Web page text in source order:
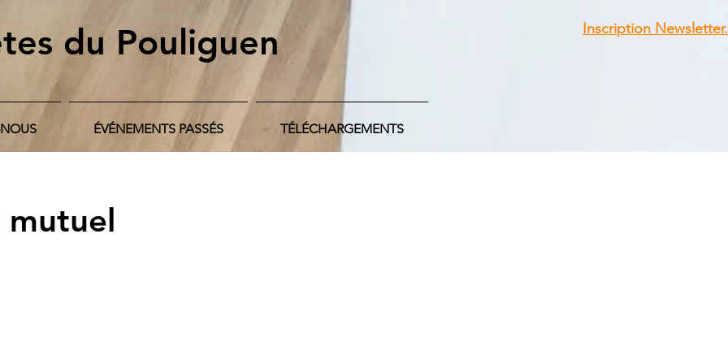
du Pouliguen
ÉVÉNEMENTS PASSÉS TÉLÉCHARGEMENTS
Inscription